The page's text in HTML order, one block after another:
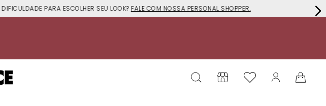
DIFICULDADE PARA ESCOLHER SEU LOOK?FALE COM NOSSA PERSONAL SHOPPER.